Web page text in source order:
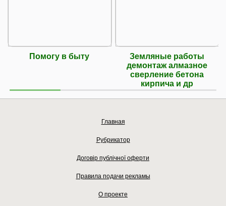
Помогу в быту
Земляные работы
демонтаж алмазное
сверление бетона
кирпича и др
Главная
Рубрикатор
Договір публічної оферти
Правила подачи рекламы
О проекте